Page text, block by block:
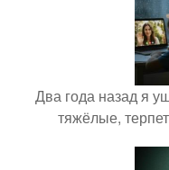
Два года назад я
тяжёлые,